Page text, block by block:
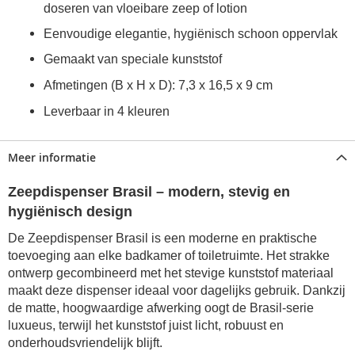
doseren van vloeibare zeep of lotion
Eenvoudige elegantie, hygiënisch schoon oppervlak
Gemaakt van speciale kunststof
Afmetingen (B x H x D): 7,3 x 16,5 x 9 cm
Leverbaar in 4 kleuren
Meer informatie
Zeepdispenser Brasil – modern, stevig en
hygiënisch design
De Zeepdispenser Brasil is een moderne en praktische
toevoeging aan elke badkamer of toiletruimte. Het strakke
ontwerp gecombineerd met het stevige kunststof materiaal
maakt deze dispenser ideaal voor dagelijks gebruik. Dankzij
de matte, hoogwaardige afwerking oogt de Brasil-serie
luxueus, terwijl het kunststof juist licht, robuust en
onderhoudsvriendelijk blijft.